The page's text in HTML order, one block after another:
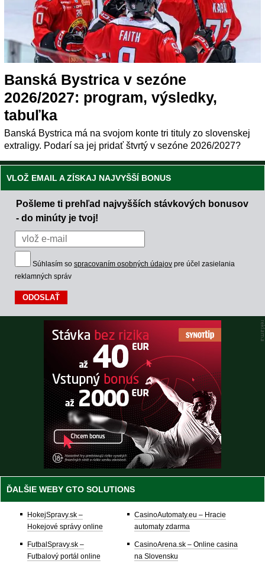
Banská Bystrica v sezóne
2026/2027: program, výsledky,
tabuľka
Banská Bystrica má na svojom konte tri tituly zo slovenskej
extraligy. Podarí sa jej pridať štvrtý v sezóne 2026/2027?
VLOŽ EMAIL A ZÍSKAJ NAJVYŠŠÍ BONUS
Pošleme ti prehľad najvyšších stávkových bonusov
- do minúty je tvoj!
Súhlasím so spracovaním osobných údajov pre účel zasielania
reklamných správ
ĎALŠIE WEBY GTO SOLUTIONS
HokejSpravy.sk –
Hokejové správy online
FutbalSpravy.sk –
Futbalový portál online
CasinoAutomaty.eu – Hracie
automaty zdarma
CasinoArena.sk – Online casina
na Slovensku